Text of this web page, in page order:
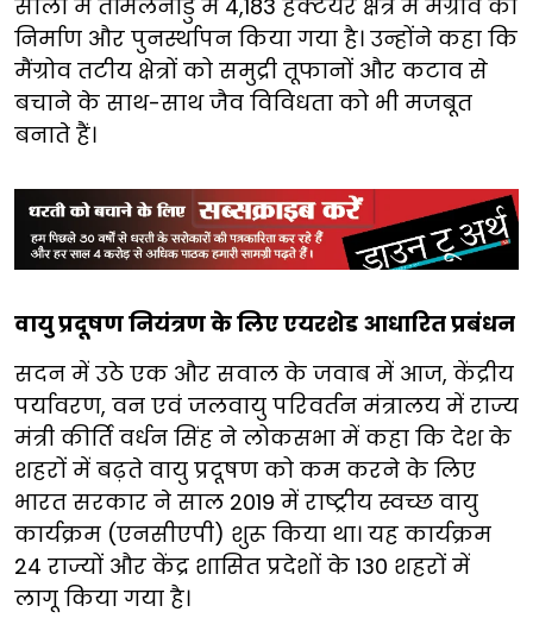
सालों में तमिलनाडु में 4,183 हेक्टेयर क्षेत्र में मैंग्रोव का
निर्माण और पुनर्स्थापन किया गया है। उन्होंने कहा कि
मैंग्रोव तटीय क्षेत्रों को समुद्री तूफानों और कटाव से
बचाने के साथ-साथ जैव विविधता को भी मजबूत
बनाते हैं।
वायु प्रदूषण नियंत्रण के लिए एयरशेड आधारित प्रबंधन
सदन में उठे एक और सवाल के जवाब में आज, केंद्रीय
पर्यावरण, वन एवं जलवायु परिवर्तन मंत्रालय में राज्य
मंत्री कीर्ति वर्धन सिंह ने लोकसभा में कहा कि देश के
शहरों में बढ़ते वायु प्रदूषण को कम करने के लिए
भारत सरकार ने साल 2019 में राष्ट्रीय स्वच्छ वायु
कार्यक्रम (एनसीएपी) शुरू किया था। यह कार्यक्रम
24 राज्यों और केंद्र शासित प्रदेशों के 130 शहरों में
लागू किया गया है।